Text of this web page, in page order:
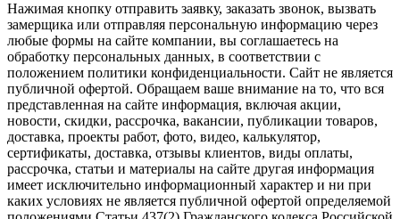
Нажимая кнопку отправить заявку, заказать звонок, вызвать
замерщика или отправляя персональную информацию через
любые формы на сайте компании, вы соглашаетесь на
обработку персональных данных, в соответствии с
положением политики конфиденциальности. Сайт не является
публичной офертой. Обращаем ваше внимание на то, что вся
представленная на сайте информация, включая акции,
новости, скидки, рассрочка, вакансии, публикации товаров,
доставка, проекты работ, фото, видео, калькулятор,
сертификаты, доставка, отзывы клиентов, виды оплаты,
рассрочка, статьи и материалы на сайте другая информация
имеет исключительно информационный характер и ни при
каких условиях не является публичной офертой определяемой